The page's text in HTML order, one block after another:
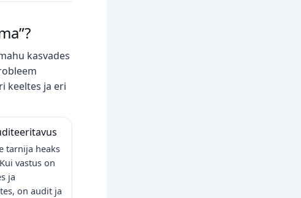
kasvades
keeltes ja eri
tarnija heaks
vastus on
ja
on audit ja